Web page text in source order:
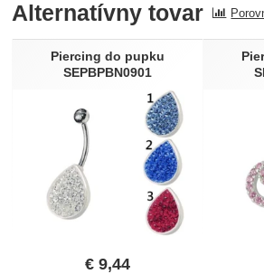
Recenzia
Nebola pridaná žiadna
Alternatívny tovar
Piercing do pupku
SEPBPBN0901
€ 9,44